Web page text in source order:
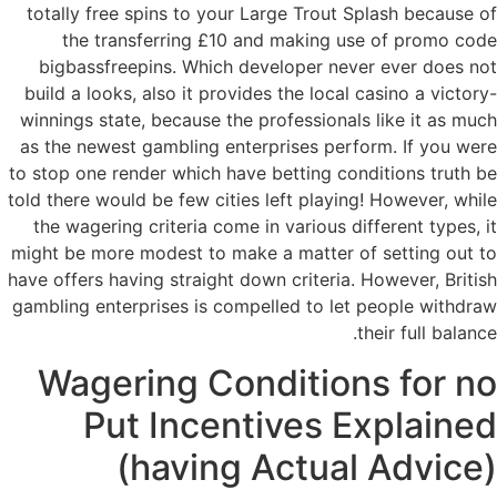
totally free spins to your Large Trout Splash because of
the transferring £10 and making use of promo code
bigbassfreepins. Which developer never ever does not
build a looks, also it provides the local casino a victory-
winnings state, because the professionals like it as much
as the newest gambling enterprises perform. If you were
to stop one render which have betting conditions truth be
told there would be few cities left playing! However, while
the wagering criteria come in various different types, it
might be more modest to make a matter of setting out to
have offers having straight down criteria. However, British
gambling enterprises is compelled to let people withdraw
their full balance.
Wagering Conditions for no
Put Incentives Explained
(having Actual Advice)